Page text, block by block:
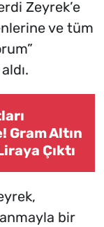
Zeyrek’e
ve tüm
Gram Altın
Çıktı
bir